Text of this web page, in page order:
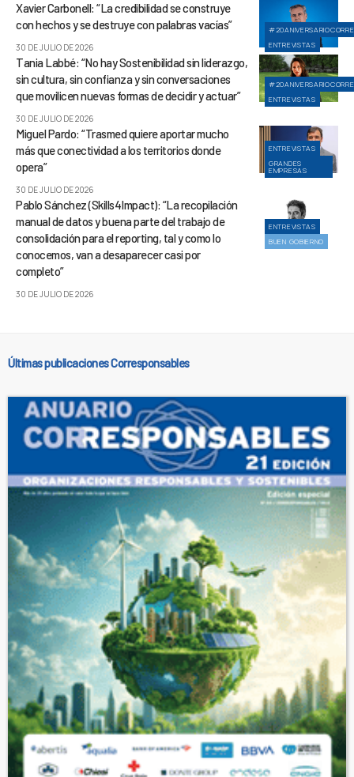
ENTREVISTAS
Xavier Carbonell: “La credibilidad se construye
con hechos y se destruye con palabras vacías”
30 DE JULIO DE 2026
ENTREVISTAS
Tania Labbé: “No hay Sostenibilidad sin liderazgo,
sin cultura, sin confianza y sin conversaciones
que movilicen nuevas formas de decidir y actuar”
30 DE JULIO DE 2026
ENTREVISTAS
GRANDES
EMPRESAS
Miguel Pardo: “Trasmed quiere aportar mucho
más que conectividad a los territorios donde
opera”
30 DE JULIO DE 2026
ENTREVISTAS
BUEN GOBIERNO
Pablo Sánchez (Skills4Impact): “La recopilación
manual de datos y buena parte del trabajo de
consolidación para el reporting, tal y como lo
conocemos, van a desaparecer casi por
completo”
30 DE JULIO DE 2026
Últimas publicaciones Corresponsables